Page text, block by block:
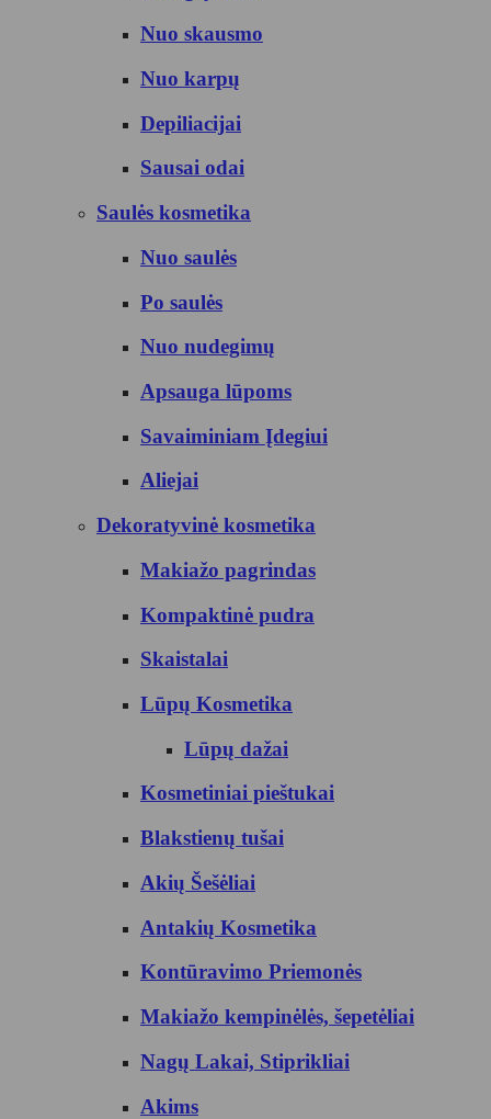
Nuo skausmo
Nuo karpų
Depiliacijai
Sausai odai
Saulės kosmetika
Nuo saulės
Po saulės
Nuo nudegimų
Apsauga lūpoms
Savaiminiam Įdegiui
Aliejai
Dekoratyvinė kosmetika
Makiažo pagrindas
Kompaktinė pudra
Skaistalai
Lūpų Kosmetika
Lūpų dažai
Kosmetiniai pieštukai
Blakstienų tušai
Akių Šešėliai
Antakių Kosmetika
Kontūravimo Priemonės
Makiažo kempinėlės, šepetėliai
Nagų Lakai, Stiprikliai
Akims